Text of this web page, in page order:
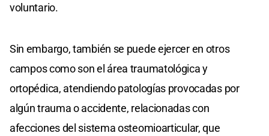
voluntario.
Sin embargo, también se puede ejercer en otros
campos como son el área traumatológica y
ortopédica, atendiendo patologías provocadas por
algún trauma o accidente, relacionadas con
afecciones del sistema osteomioarticular, que